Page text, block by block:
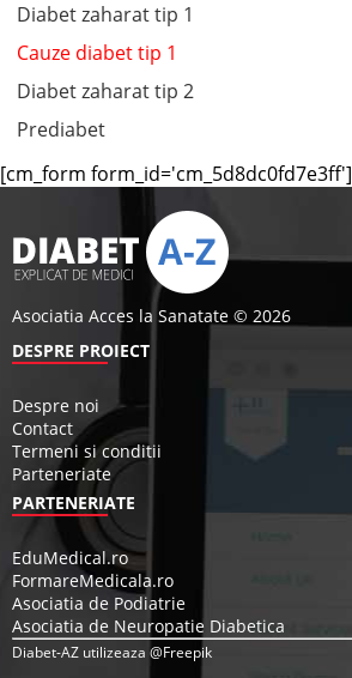
Diabet zaharat tip 1
Cauze diabet tip 1
Diabet zaharat tip 2
Prediabet
[cm_form form_id='cm_5d8dc0fd7e3ff']
Asociatia Acces la Sanatate © 2026
DESPRE PROIECT
Despre noi
Contact
Termeni si conditii
Parteneriate
PARTENERIATE
EduMedical.ro
FormareMedicala.ro
Asociatia de Podiatrie
Asociatia de Neuropatie Diabetica
Diabet-AZ utilizeaza @Freepik